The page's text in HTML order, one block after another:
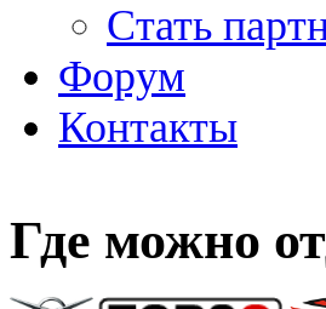
Стать
Форум
Контакты
Где можно